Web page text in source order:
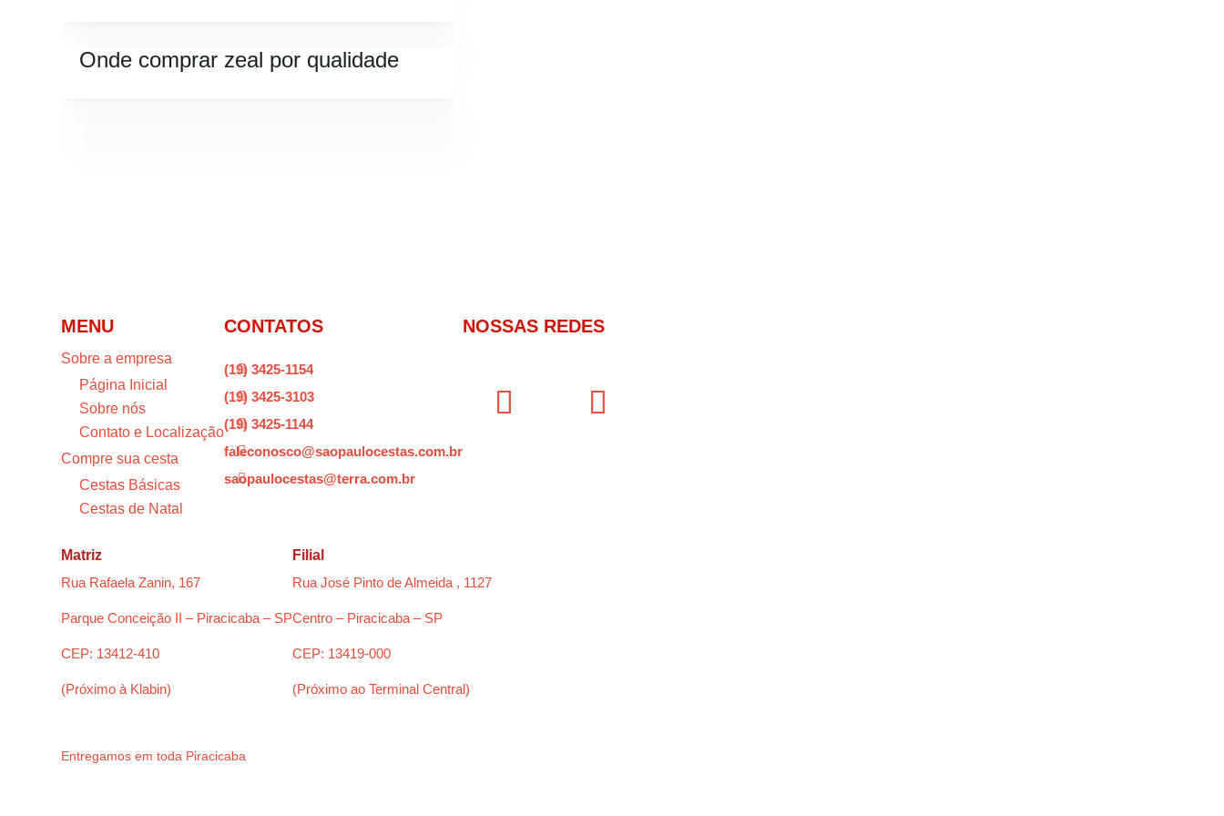
Onde comprar zeal por qualidade
MENU
Sobre a empresa
Página Inicial
Sobre nós
Contato e Localização
Compre sua cesta
Cestas Básicas
Cestas de Natal
CONTATOS

(19) 3425-1154

(19) 3425-3103

(19) 3425-1144

faleconosco@saopaulocestas.com.br

saopaulocestas@terra.com.br
NOSSAS REDES
Matriz
Rua Rafaela Zanin, 167
Parque Conceição II – Piracicaba – SP
CEP: 13412-410
(Próximo à Klabin)
Filial
Rua José Pinto de Almeida , 1127
Centro – Piracicaba – SP
CEP: 13419-000
(Próximo ao Terminal Central)
Entregamos em toda Piracicaba